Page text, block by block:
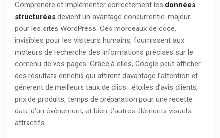
Comprendre et implémenter correctement les données
structurées devient un avantage concurrentiel majeur
pour les sites WordPress. Ces morceaux de code,
invisibles pour les visiteurs humains, fournissent aux
moteurs de recherche des informations précises sur le
contenu de vos pages. Grâce à elles, Google peut afficher
des résultats enrichis qui attirent davantage l’attention et
génèrent de meilleurs taux de clics : étoiles d’avis clients,
prix de produits, temps de préparation pour une recette,
date d’un événement, et bien d’autres éléments visuels
attractifs.